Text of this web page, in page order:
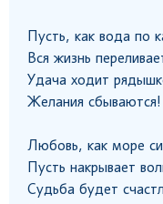
Пусть, как вода по
Вся жизнь
Удача ходит
Желания сбываются!
Любовь, как море
Пусть накрывает
Судьба будет